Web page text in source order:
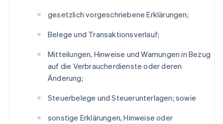
gesetzlich vorgeschriebene Erklärungen;
Belege und Transaktionsverlauf;
Mitteilungen, Hinweise und Warnungen in Bezug
auf die Verbraucherdienste oder deren
Änderung;
Steuerbelege und Steuerunterlagen; sowie
sonstige Erklärungen, Hinweise oder